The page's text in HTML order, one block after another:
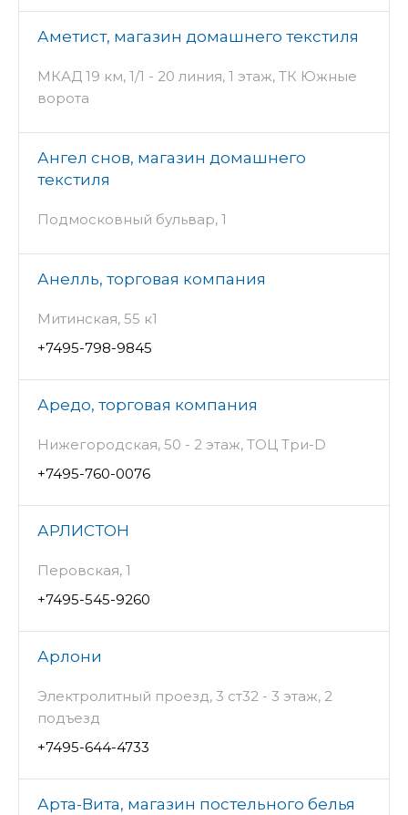
Аметист, магазин домашнего текстиля
МКАД 19 км, 1/1 - 20 линия, 1 этаж, ТК Южные
ворота
Ангел снов, магазин домашнего
текстиля
Подмосковный бульвар, 1
Анелль, торговая компания
Митинская, 55 к1
+7495-798-9845
Аредо, торговая компания
Нижегородская, 50 - 2 этаж, ТОЦ Три-D
+7495-760-0076
АРЛИСТОН
Перовская, 1
+7495-545-9260
Арлони
Электролитный проезд, 3 ст32 - 3 этаж, 2
подъезд
+7495-644-4733
Арта-Вита, магазин постельного белья